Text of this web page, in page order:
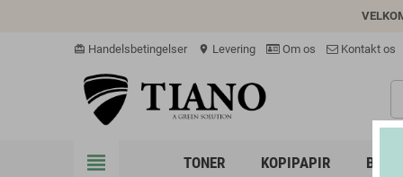
card_giftcard Handelsbetingelser location_on Levering Om os Kontakt os
view_headline TONER KOPIPAPIR